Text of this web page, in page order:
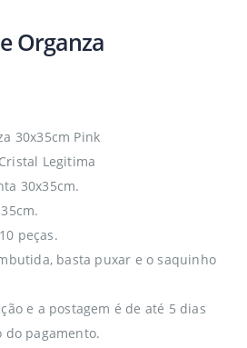
Organza
30x35cm Pink
Legitima
30x35cm.
peças.
basta puxar e o saquinho
e a postagem é de até 5 dias
do pagamento.